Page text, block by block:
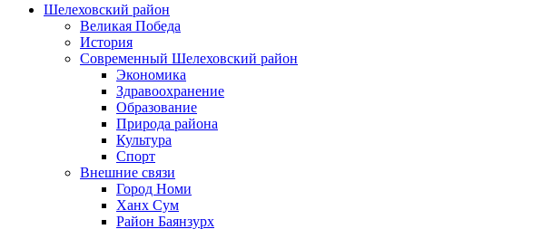
Шелеховский район
Великая Победа
История
Современный Шелеховский район
Экономика
Здравоохранение
Образование
Природа района
Культура
Спорт
Внешние связи
Город Номи
Ханх Сум
Район Баянзурх